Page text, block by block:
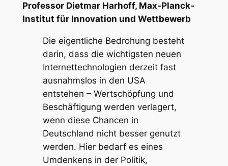
Professor Dietmar Harhoff, Max-Planck-
Institut für Innovation und Wettbewerb
Die eigentliche Bedrohung besteht
darin, dass die wichtigsten neuen
Internettechnologien derzeit fast
ausnahmslos in den USA
entstehen – Wertschöpfung und
Beschäftigung werden verlagert,
wenn diese Chancen in
Deutschland nicht besser genutzt
werden. Hier bedarf es eines
Umdenkens in der Politik,